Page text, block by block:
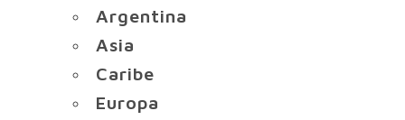
Argentina
Asia
Caribe
Europa